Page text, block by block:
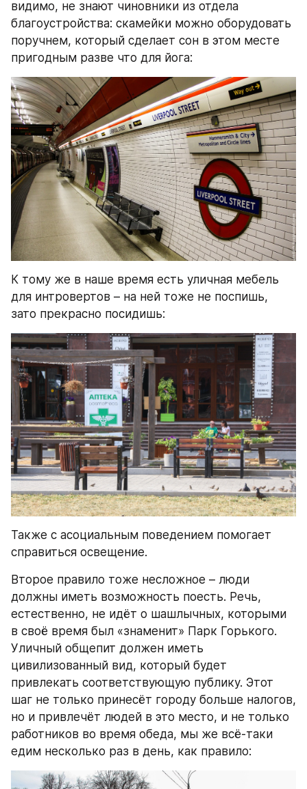
видимо, не знают чиновники из отдела
благоустройства: скамейки можно оборудовать
поручнем, который сделает сон в этом месте
пригодным разве что для йога:
К тому же в наше время есть уличная мебель
для интровертов – на ней тоже не поспишь,
зато прекрасно посидишь:
Также с асоциальным поведением помогает
справиться освещение.
Второе правило тоже несложное – люди
должны иметь возможность поесть. Речь,
естественно, не идёт о шашлычных, которыми
в своё время был «знаменит» Парк Горького.
Уличный общепит должен иметь
цивилизованный вид, который будет
привлекать соответствующую публику. Этот
шаг не только принесёт городу больше налогов,
но и привлечёт людей в это место, и не только
работников во время обеда, мы же всё-таки
едим несколько раз в день, как правило: